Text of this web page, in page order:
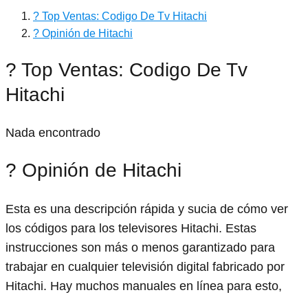
? Top Ventas: Codigo De Tv Hitachi
? Opinión de Hitachi
? Top Ventas: Codigo De Tv
Hitachi
Nada encontrado
? Opinión de Hitachi
Esta es una descripción rápida y sucia de cómo ver
los códigos para los televisores Hitachi. Estas
instrucciones son más o menos garantizado para
trabajar en cualquier televisión digital fabricado por
Hitachi. Hay muchos manuales en línea para esto,